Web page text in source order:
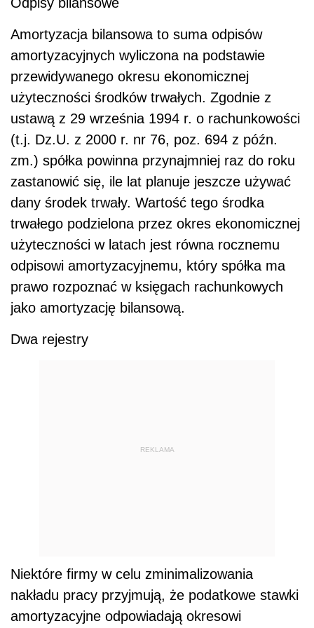
Amortyzacja bilansowa to suma odpisów
amortyzacyjnych wyliczona na podstawie
przewidywanego okresu ekonomicznej
użyteczności środków trwałych. Zgodnie z
ustawą z 29 września 1994 r. o rachunkowości
(t.j. Dz.U. z 2000 r. nr 76, poz. 694 z późn.
zm.) spółka powinna przynajmniej raz do roku
zastanowić się, ile lat planuje jeszcze używać
dany środek trwały. Wartość tego środka
trwałego podzielona przez okres ekonomicznej
użyteczności w latach jest równa rocznemu
odpisowi amortyzacyjnemu, który spółka ma
prawo rozpoznać w księgach rachunkowych
jako amortyzację bilansową.
Dwa rejestry
REKLAMA
Niektóre firmy w celu zminimalizowania
nakładu pracy przyjmują, że podatkowe stawki
amortyzacyjne odpowiadają okresowi